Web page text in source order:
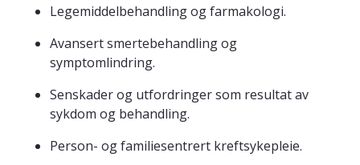
Legemiddelbehandling og farmakologi.
Avansert smertebehandling og
symptomlindring.
Senskader og utfordringer som resultat av
sykdom og behandling.
Person- og familiesentrert kreftsykepleie.